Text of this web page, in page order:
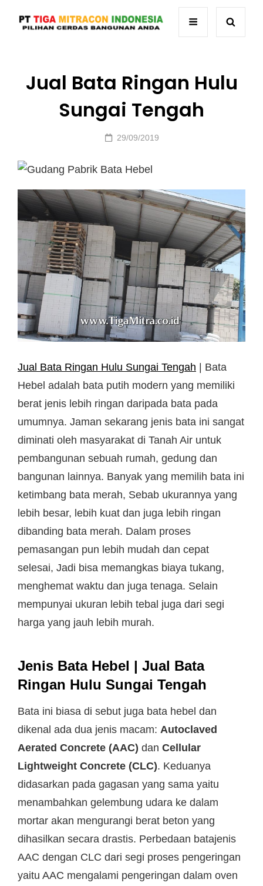
Jual Bata Ringan Hulu
Sungai Tengah
Posted
29/09/2019
Jual Bata Ringan Hulu Sungai Tengah | Bata
Hebel adalah bata putih modern yang memiliki
berat jenis lebih ringan daripada bata pada
umumnya. Jaman sekarang jenis bata ini sangat
diminati oleh masyarakat di Tanah Air untuk
pembangunan sebuah rumah, gedung dan
bangunan lainnya. Banyak yang memilih bata ini
ketimbang bata merah, Sebab ukurannya yang
lebih besar, lebih kuat dan juga lebih ringan
dibanding bata merah. Dalam proses
pemasangan pun lebih mudah dan cepat
selesai, Jadi bisa memangkas biaya tukang,
menghemat waktu dan juga tenaga. Selain
mempunyai ukuran lebih tebal juga dari segi
harga yang jauh lebih murah.
Jenis Bata Hebel | Jual Bata
Ringan Hulu Sungai Tengah
Bata ini biasa di sebut juga bata hebel dan
dikenal ada dua jenis macam: Autoclaved
Aerated Concrete (AAC) dan Cellular
Lightweight Concrete (CLC). Keduanya
didasarkan pada gagasan yang sama yaitu
menambahkan gelembung udara ke dalam
mortar akan mengurangi berat beton yang
dihasilkan secara drastis. Perbedaan batajenis
AAC dengan CLC dari segi proses pengeringan
yaitu AAC mengalami pengeringan dalam oven